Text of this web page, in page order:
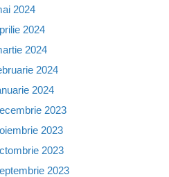
2024
2024
2024
2024
2024
2023
2023
2023
2023